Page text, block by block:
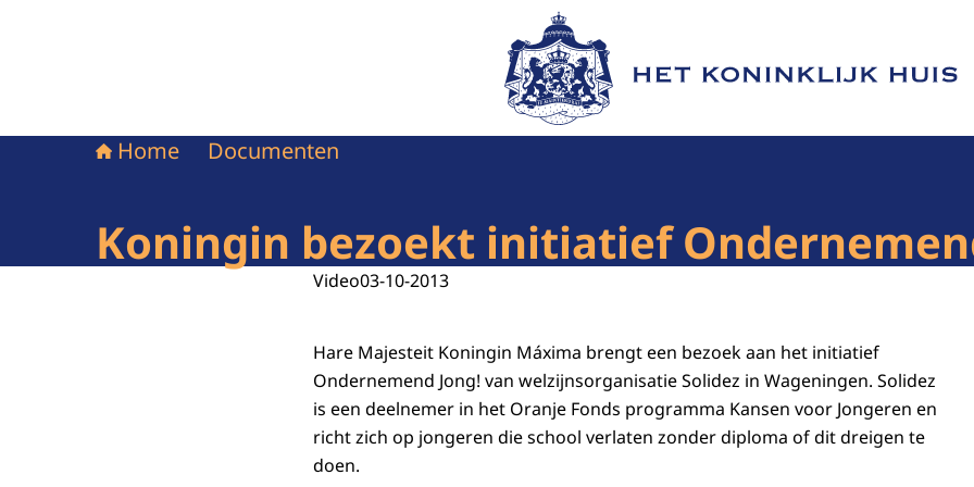
Naar de homepage van Het Koninklijk Huis
Home Documenten
Koningin bezoekt initiatief
Video03-10-2013
Hare Majesteit Koningin Máxima brengt een bezoek aan het initiatief
Ondernemend Jong! van welzijnsorganisatie Solidez in Wageningen. Solidez
is een deelnemer in het Oranje Fonds programma Kansen voor Jongeren en
richt zich op jongeren die school verlaten zonder diploma of dit dreigen te
doen.